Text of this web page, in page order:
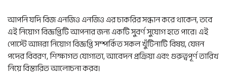
আপনি যদি বিজ এনজিও এনজিও এর চাকরির সন্ধান করে থাকেন, তবে
এই নিয়োগ বিজ্ঞপ্তিটি আপনার জন্য একটি সুবর্ণ সুযোগ হতে পারে। এই
পোস্টে আমরা নিয়োগ বিজ্ঞপ্তি সম্পর্কিত সকল খুঁটিনাটি বিষয়, যেমন
পদের বিবরণ, শিক্ষাগত যোগ্যতা, আবেদন প্রক্রিয়া এবং গুরুত্বপূর্ণ তারিখ
নিয়ে বিস্তারিত আলোচনা করব।